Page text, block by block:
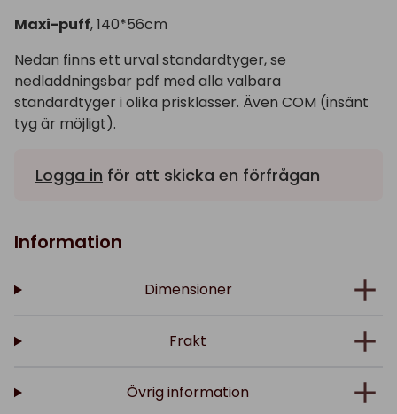
Maxi-puff, 140*56cm
Nedan finns ett urval standardtyger, se
nedladdningsbar pdf med alla valbara
standardtyger i olika prisklasser. Även COM (insänt
tyg är möjligt).
Logga in för att skicka en förfrågan
Information
Dimensioner
Frakt
Övrig information